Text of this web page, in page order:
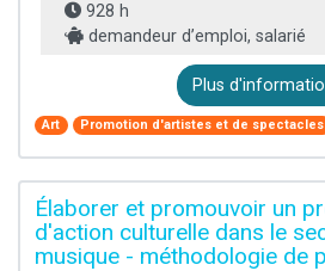
928 h
demandeur d’emploi, salarié
Plus
Art Promotion d'artistes et de spectacles
Élaborer et promouvoir un
d'action culturelle dans le
musique - méthodologie de